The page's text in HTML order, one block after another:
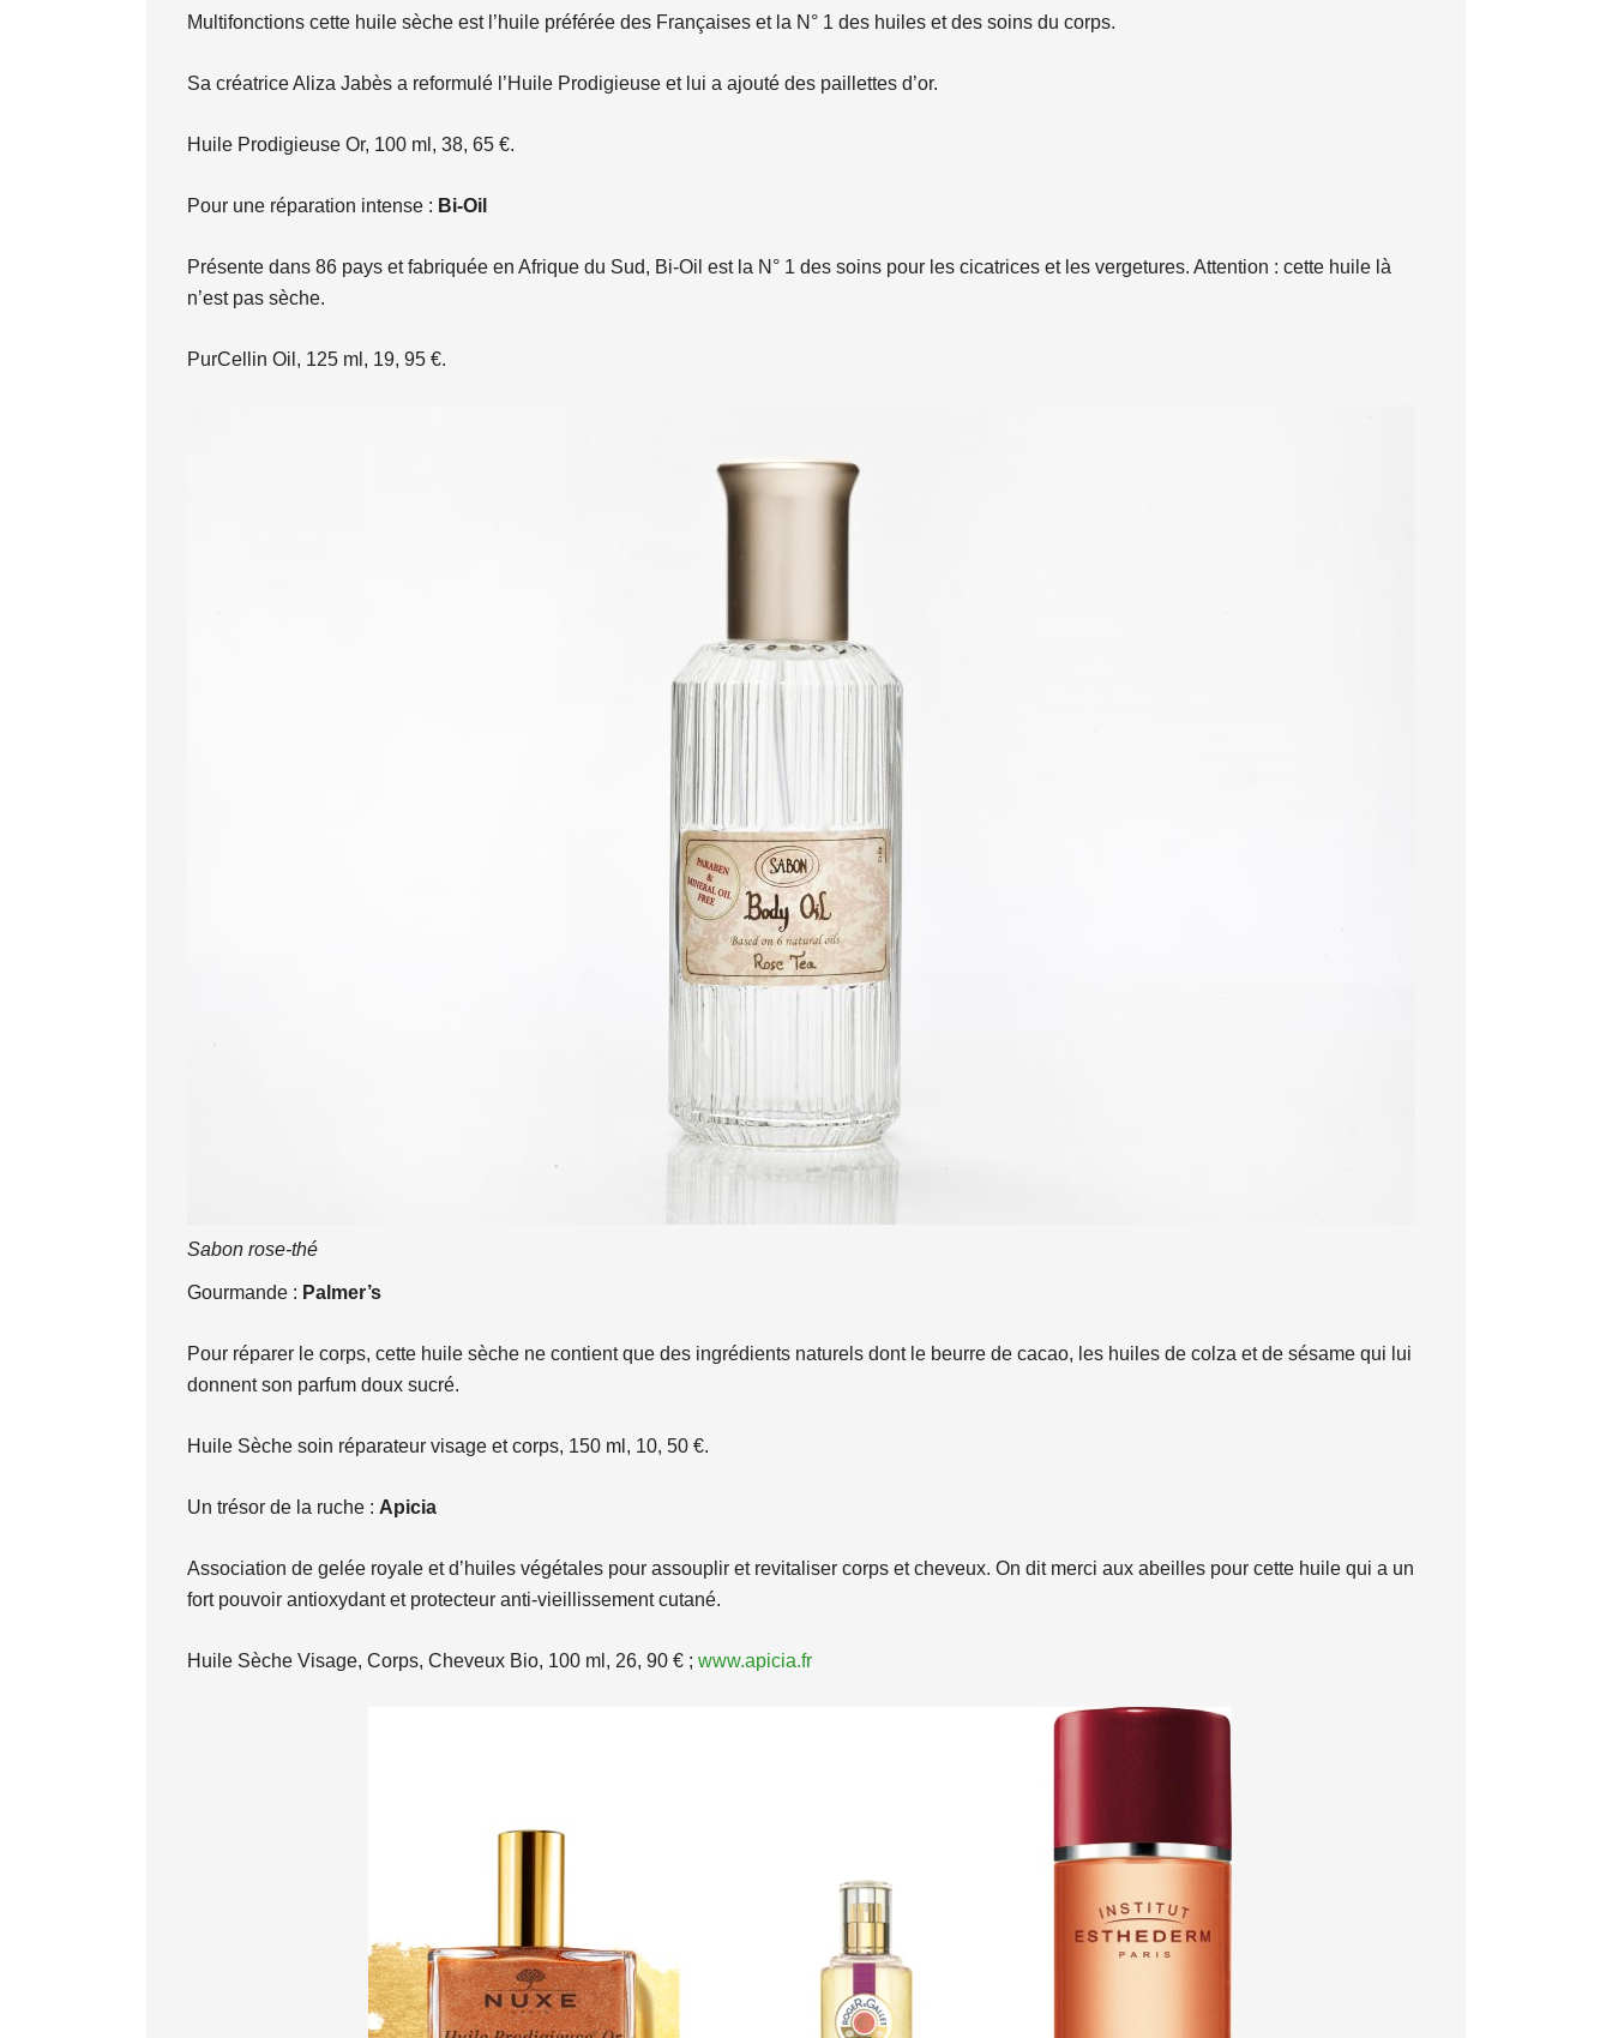
Multifonctions cette huile sèche est l’huile préférée des Françaises et la N° 1 des huiles et des soins du corps.
Sa créatrice Aliza Jabès a reformulé l’Huile Prodigieuse et lui a ajouté des paillettes d’or.
Huile Prodigieuse Or, 100 ml, 38, 65 €.
Pour une réparation intense : Bi-Oil
Présente dans 86 pays et fabriquée en Afrique du Sud, Bi-Oil est la N° 1 des soins pour les cicatrices et les vergetures. Attention : cette huile là
n’est pas sèche.
PurCellin Oil, 125 ml, 19, 95 €.
Sabon rose-thé
Gourmande : Palmer’s
Pour réparer le corps, cette huile sèche ne contient que des ingrédients naturels dont le beurre de cacao, les huiles de colza et de sésame qui lui
donnent son parfum doux sucré.
Huile Sèche soin réparateur visage et corps, 150 ml, 10, 50 €.
Un trésor de la ruche : Apicia
Association de gelée royale et d’huiles végétales pour assouplir et revitaliser corps et cheveux. On dit merci aux abeilles pour cette huile qui a un
fort pouvoir antioxydant et protecteur anti-vieillissement cutané.
Huile Sèche Visage, Corps, Cheveux Bio, 100 ml, 26, 90 € ; www.apicia.fr